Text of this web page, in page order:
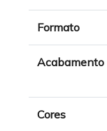
Formato
Acabamento
Cores